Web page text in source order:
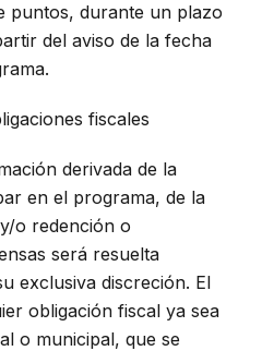
puntos, durante un plazo
del aviso de la fecha
fiscales
derivada de la
en el programa, de la
o redención o
será resuelta
exclusiva discreción. El
obligación fiscal ya sea
o municipal, que se